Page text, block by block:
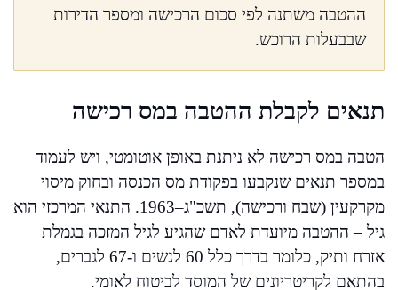
ההטבה משתנה לפי סכום הרכישה ומספר הדירות
שבבעלות הרוכש.
תנאים לקבלת ההטבה במס רכישה
הטבה במס רכישה לא ניתנת באופן אוטומטי, ויש לעמוד
במספר תנאים שנקבעו בפקודת מס הכנסה ובחוק מיסוי
מקרקעין (שבח ורכישה), תשכ"ג–1963. התנאי המרכזי הוא
גיל – ההטבה מיועדת לאדם שהגיע לגיל המזכה בגמלת
אזרח ותיק, כלומר בדרך כלל 60 לנשים ו-67 לגברים,
בהתאם לקריטריונים של המוסד לביטוח לאומי.